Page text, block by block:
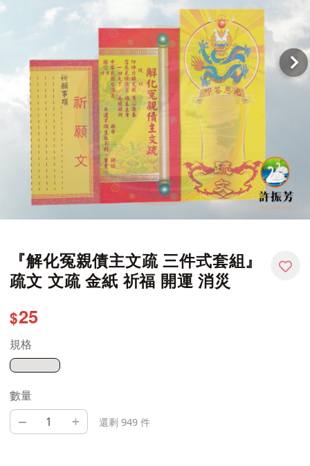
『解化冤親債主文疏 三件式套組』
疏文 文疏 金紙 祈福 開運 消災
$25
規格
數量
– + 還剩 949 件